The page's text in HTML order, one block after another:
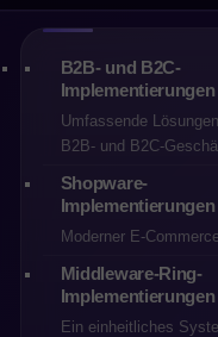
B2B- und B2C-
Implementierungen
Umfassende
B2B- und B2C-
Shopware-
Implementierungen
Moderner E-
Middleware-Ring-
Implementierungen
Ein einheitliches
heute jedoch an seine
nur eine begrenzte
jede zusätzliche
Aufwand.
Commerce führen große
und individuelle
zum Engpass
einen Teil dieser
fehlerfrei und